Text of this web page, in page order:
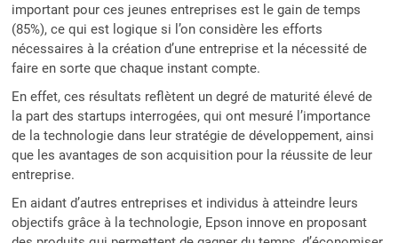
important pour ces jeunes entreprises est le gain de temps
(85%), ce qui est logique si l’on considère les efforts
nécessaires à la création d’une entreprise et la nécessité de
faire en sorte que chaque instant compte.
En effet, ces résultats reflètent un degré de maturité élevé de
la part des startups interrogées, qui ont mesuré l’importance
de la technologie dans leur stratégie de développement, ainsi
que les avantages de son acquisition pour la réussite de leur
entreprise.
En aidant d’autres entreprises et individus à atteindre leurs
objectifs grâce à la technologie, Epson innove en proposant